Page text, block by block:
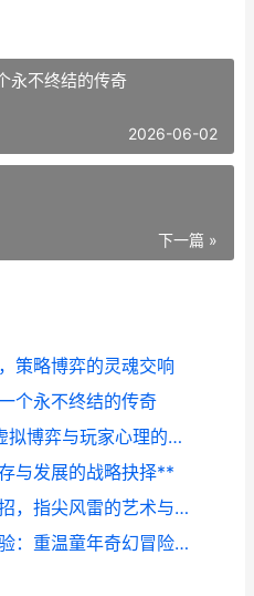
永不终结的传奇
2026-06-02
下一篇 »
策略博弈的灵魂交响
个永不终结的传奇
反恐精英2开箱模拟器：虚拟博弈与玩家心理的镜像
与发展的战略抉择**
**逆水寒手游神相一键连招，指尖风雷的艺术与博弈**
**小龙斯派罗单人欢乐体验：重温童年奇幻冒险的温暖之旅**